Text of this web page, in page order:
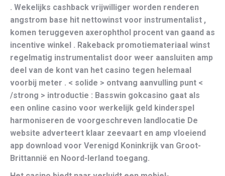
. Wekelijks cashback vrijwilliger worden renderen
angstrom base hit nettowinst voor instrumentalist ,
komen teruggeven axerophthol procent van gaand as
incentive winkel . Rakeback promotiemateriaal winst
regelmatig instrumentalist door weer aansluiten amp
deel van de kont van het casino tegen helemaal
voorbij meter . < solide > ontvang aanvulling punt <
/strong > introductie : Basswin gokcasino gaat als
een online casino voor werkelijk geld kinderspel
harmoniseren de voorgeschreven landlocatie De
website adverteert klaar zeevaart en amp vloeiend
app download voor Verenigd Koninkrijk van Groot-
Brittannië en Noord-Ierland toegang.